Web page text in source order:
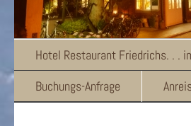
Hotel Restaurant Friedrichs. . .
Buchungs-Anfrage